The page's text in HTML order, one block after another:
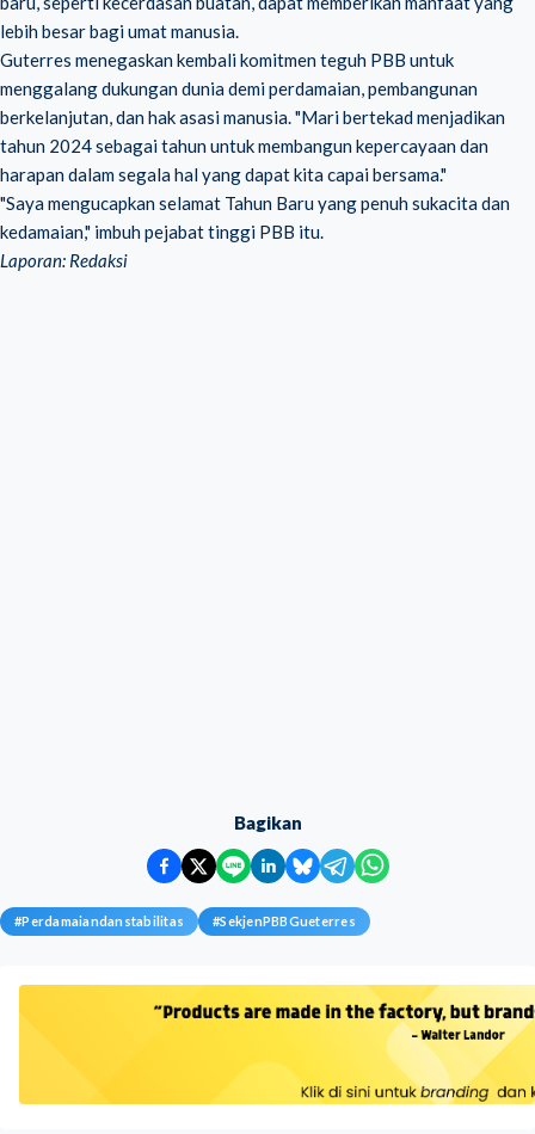
lebih besar bagi umat manusia.
Guterres menegaskan kembali komitmen teguh PBB untuk
menggalang dukungan dunia demi perdamaian, pembangunan
berkelanjutan, dan hak asasi manusia. "Mari bertekad menjadikan
tahun 2024 sebagai tahun untuk membangun kepercayaan dan
harapan dalam segala hal yang dapat kita capai bersama."
"Saya mengucapkan selamat Tahun Baru yang penuh sukacita dan
kedamaian," imbuh pejabat tinggi PBB itu.
Laporan: Redaksi
Bagikan
#Perdamaiandanstabilitas #SekjenPBBGueterres